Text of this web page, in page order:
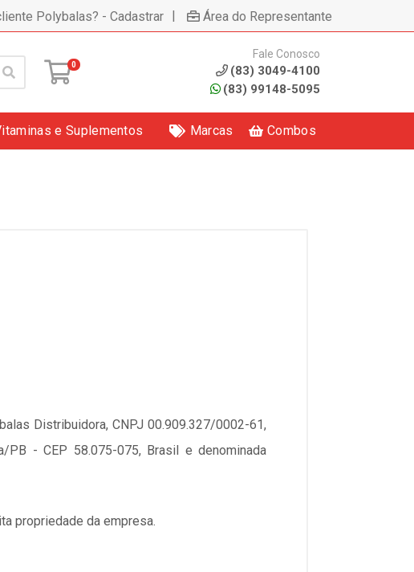
Polybalas? - Cadastrar | Área do Representante
0
Fale Conosco
(83) 3049-4100
(83) 99148-5095
e Suplementos Marcas Combos
Distribuidora, CNPJ 00.909.327/0002-61,
- CEP 58.075-075, Brasil e denominada
propriedade da empresa.